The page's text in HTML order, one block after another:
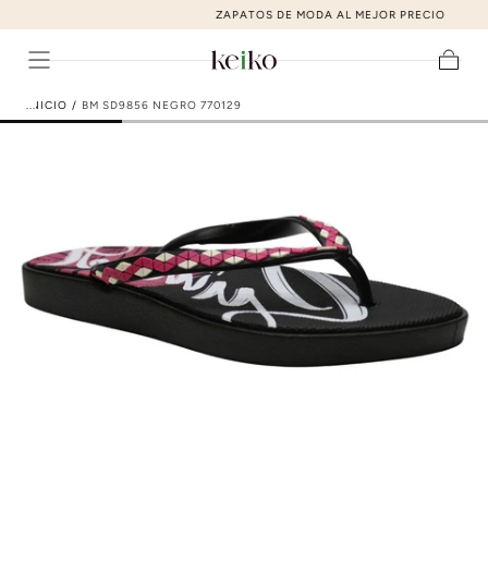
ir al contenido
ZAPATOS DE MODA AL MEJOR PRECIO
INICIO / BM SD9856 NEGRO 770129